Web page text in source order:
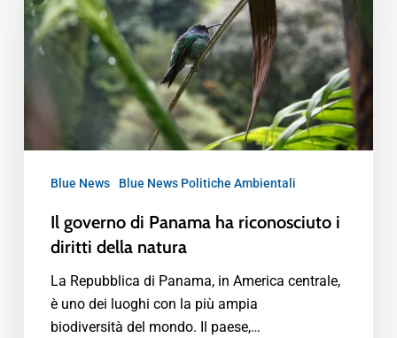
Blue News Blue News Politiche Ambientali
Il governo di Panama ha riconosciuto i
diritti della natura
La Repubblica di Panama, in America centrale,
è uno dei luoghi con la più ampia
biodiversità del mondo. Il paese,…